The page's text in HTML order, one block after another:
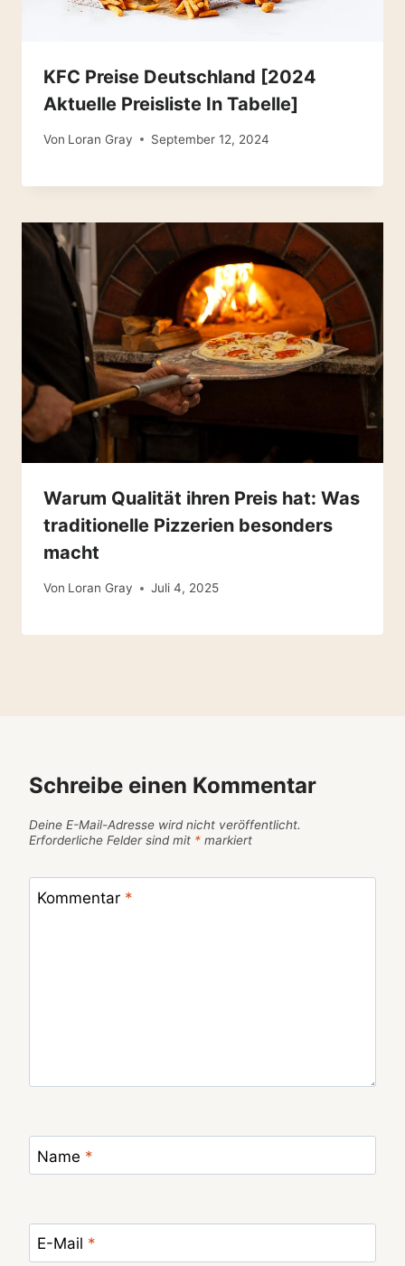
KFC Preise Deutschland [2024
Aktuelle Preisliste In Tabelle]
Von Loran Gray September 12, 2024
Warum Qualität ihren Preis hat: Was
traditionelle Pizzerien besonders
macht
Von Loran Gray Juli 4, 2025
Schreibe einen Kommentar
Deine E-Mail-Adresse wird nicht veröffentlicht.
Erforderliche Felder sind mit * markiert
Kommentar *
Name *
E-Mail *